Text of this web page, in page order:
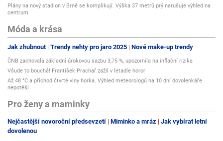
Plány na nový stadion v Brně se komplikují. Výška 37 metrů prý narušuje výhled na
centrum
Móda a krása
Jak zhubnout Trendy nehty pro jaro 2025 Nové make-up trendy
ČNB zachovala základní úrokovou sazbu 3,75 %, upozornila na inflační rizika
Všude to bouchá! František Prachař zažil v letadle horor
Až 48 °C a příchod čtvrté vlny horka. Výhled meteorologů na 10 dní dovolenkáře
nepotěší
Pro ženy a maminky
Nejčastější novoroční předsevzetí Miminko a mráz Jak vybírat letní
dovolenou